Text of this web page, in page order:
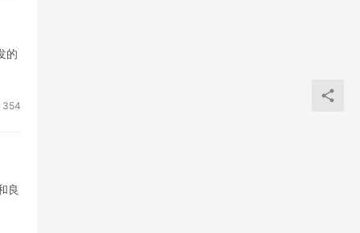
的
354
良